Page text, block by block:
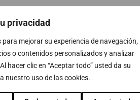
privacidad
para mejorar su experiencia de navegación,
o contenidos personalizados y analizar
hacer clic en “Aceptar todo” usted da su
nuestro uso de las cookies.